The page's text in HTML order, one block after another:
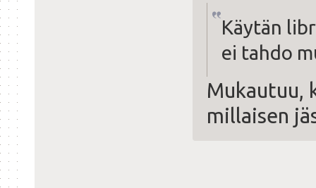
Käytän
ei tahdo
Mukautuu,
millaisen